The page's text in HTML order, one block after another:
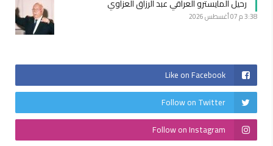
رحيل المايسترو العراقي عبد الرزاق العزاوي
3:38 م 07 أغسطس 2026
Like on Facebook
Follow on Twitter
Follow on Instagram